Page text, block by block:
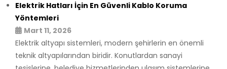
Elektrik Hatları İçin En Güvenli Kablo Koruma
Yöntemleri
Mart 11, 2026
Elektrik altyapı sistemleri, modern şehirlerin en önemli
teknik altyapılarından biridir. Konutlardan sanayi